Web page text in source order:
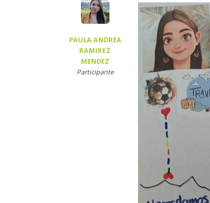
PAULA ANDREA
RAMIREZ
MENDEZ
Participante